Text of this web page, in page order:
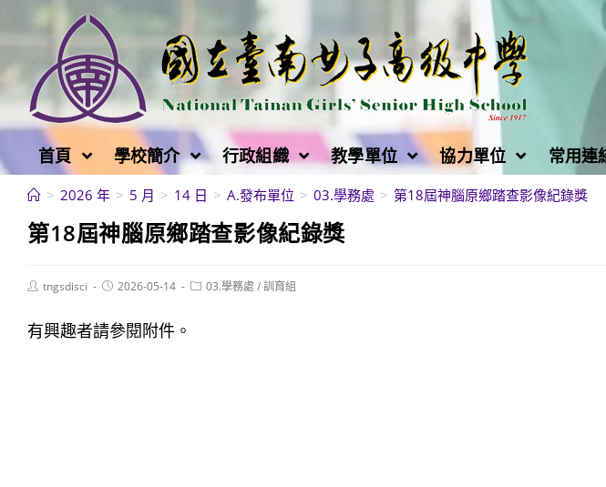
轉
至
容
首頁 學校簡介 行政組織 教學單位 協力單位 常用連
> 2026 年 > 5 月 > 14 日 > A.發布單位 > 03.學務處 > 第18屆神腦原鄉踏查影像紀錄獎
第18屆神腦原鄉踏查影像紀錄獎
Posttngsdisci
Post2026-05-14
Post03.學務處 /訓育組
有興趣者請參閱附件。